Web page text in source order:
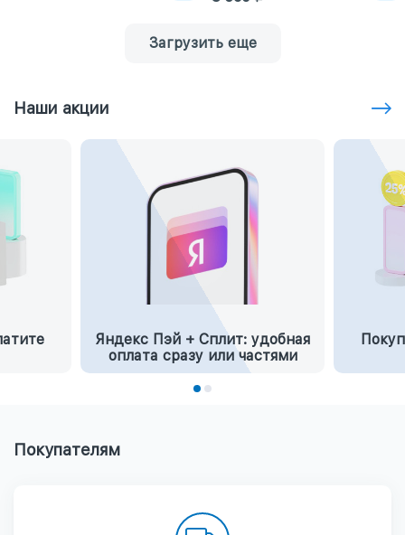
Загрузить еще
Наши акции
Яндекс Пэй + Сплит: удобная
оплата сразу или частями
Покупателям